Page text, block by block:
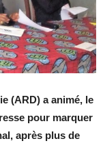
(ARD) a animé, le
pour marquer
après plus de